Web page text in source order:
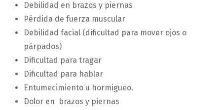
Debilidad en brazos y piernas
Pérdida de fuerza muscular
Debilidad facial (dificultad para mover ojos o
párpados)
Dificultad para tragar
Dificultad para hablar
Entumecimiento u hormigueo.
Dolor en brazos y piernas